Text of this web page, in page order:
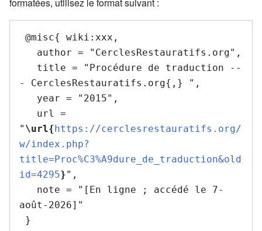
formatées, utilisez le format suivant :
- CerclesRestauratifs.org{,} ",
" \url{ https://cerclesrestauratifs.org/
w/index.php?
title=Proc%C3%A9dure_de_traduction&old
id=4295}",
août-2026]"